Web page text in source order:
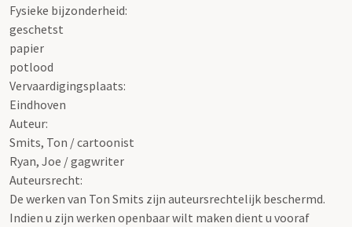
Fysieke bijzonderheid:
geschetst
papier
potlood
Vervaardigingsplaats:
Eindhoven
Auteur:
Smits, Ton / cartoonist
Ryan, Joe / gagwriter
Auteursrecht:
De werken van Ton Smits zijn auteursrechtelijk beschermd.
Indien u zijn werken openbaar wilt maken dient u vooraf